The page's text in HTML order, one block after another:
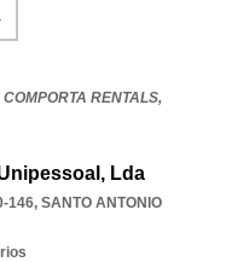
RENTALS,
Lda
146, SANTO ANTONIO